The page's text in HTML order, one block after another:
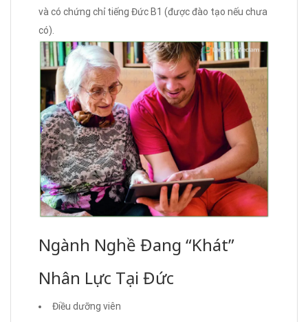
và có chứng chỉ tiếng Đức B1 (được đào tạo nếu chưa
có).
Ngành Nghề Đang “Khát”
Nhân Lực Tại Đức
Điều dưỡng viên